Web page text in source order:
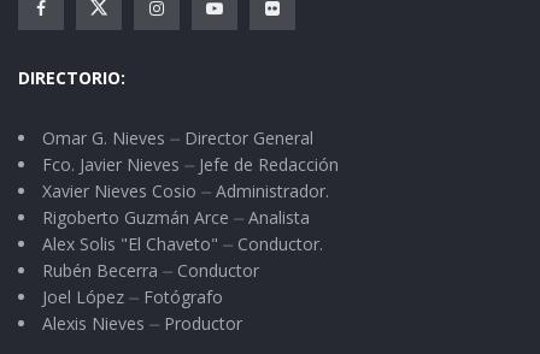
DIRECTORIO:
Omar G. Nieves ⏤ Director General
Fco. Javier Nieves ⏤ Jefe de Redacción
Xavier Nieves Cosio ⏤ Administrador.
Rigoberto Guzmán Arce ⏤ Analista
Alex Solis "El Chaveto" ⏤ Conductor.
Rubén Becerra ⏤ Conductor
Joel López ⏤ Fotógrafo
Alexis Nieves ⏤ Productor